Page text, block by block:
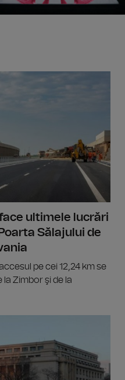
ultimele lucrări
Sălajului de
pe cei 12,24 km se
la Zimbor şi de la